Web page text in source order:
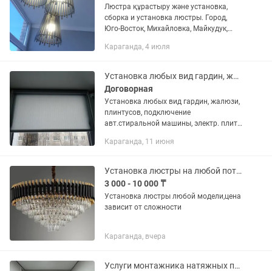
Люстра құрастыру және установка,
сборка и установка люстры. Город,
Юго-Восток, Михайловка, Майкудук,
выключателей. -Подключение
-Подключение...
Караганда, 4 июля
Установка любых вид гардин, жалюзи, плинтусов, люстр т. д.
Договорная
Установка любых вид гардин, жалюзи,
плинтусов, подключение
авт.стиральной машины, электр. плит,
автомат и т.д . Недорого. .
Караганда, 11 июня
Установка люстры на любой потолок(бетон,гипсокартон,натяжной).
3 000 - 10 000 ₸
Установка люстры любой модели,цена
зависит от сложности
Караганда, вчера
Услуги монтажника натяжных потолков, слив , установка люстр и гардин